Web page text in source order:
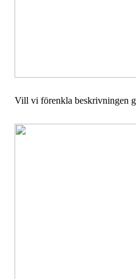
Vill vi förenkla beskrivningen